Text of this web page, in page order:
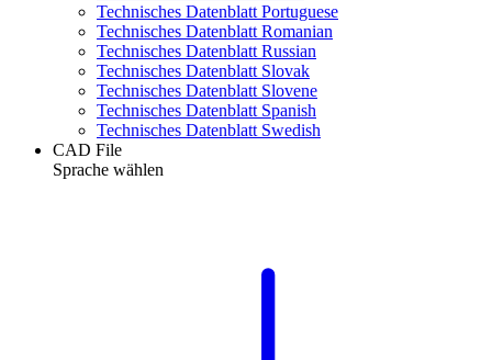
Technisches Datenblatt Portuguese
Technisches Datenblatt Romanian
Technisches Datenblatt Russian
Technisches Datenblatt Slovak
Technisches Datenblatt Slovene
Technisches Datenblatt Spanish
Technisches Datenblatt Swedish
CAD File
Sprache wählen